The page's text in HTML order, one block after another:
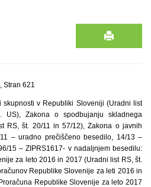
Stran 621
skupnosti v Republiki Sloveniji (Uradni list
Zakona o spodbujanju skladnega
RS, št. 20/11 in 57/12), Zakona o javnih
– uradno prečiščeno besedilo, 14/13 –
15 – ZIPRS1617- v nadaljnjem besedilu:
za leto 2016 in 2017 (Uradni list RS, št.
Republike Slovenije za leti 2016 in
Republike Slovenije za leto 2017